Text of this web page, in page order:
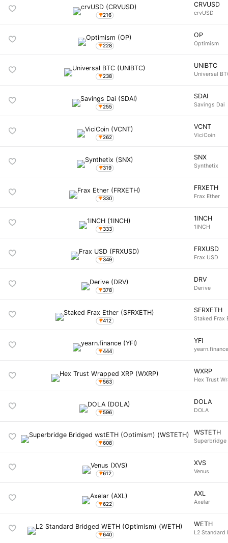
216
CRVUSD
crvUSD
228
OP
Optimism
238
UNIBTC
Universal
255
SDAI
Savings Dai
262
VCNT
ViciCoin
319
SNX
Synthetix
330
FRXETH
Frax Ether
333
1INCH
1INCH
349
FRXUSD
Frax USD
378
DRV
Derive
412
SFRXETH
Staked Frax
444
YFI
563
WXRP
Hex Trust
596
DOLA
DOLA
608
WSTETH
Superbridge
612
XVS
Venus
622
AXL
Axelar
640
WETH
L2 Standard